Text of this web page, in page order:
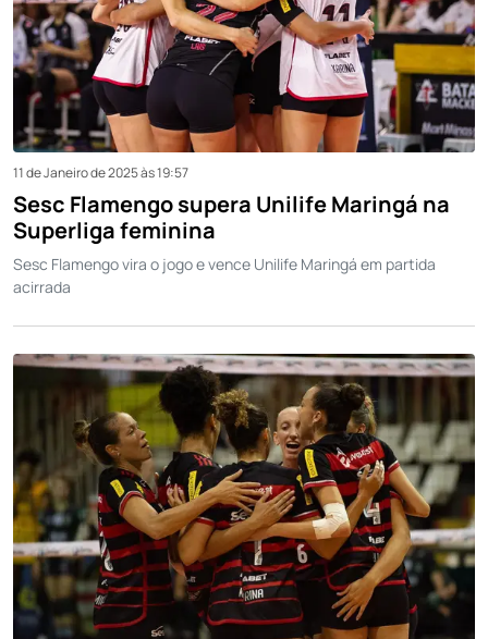
11 de Janeiro de 2025 às 19:57
Sesc Flamengo supera Unilife Maringá na
Superliga feminina
Sesc Flamengo vira o jogo e vence Unilife Maringá em partida
acirrada